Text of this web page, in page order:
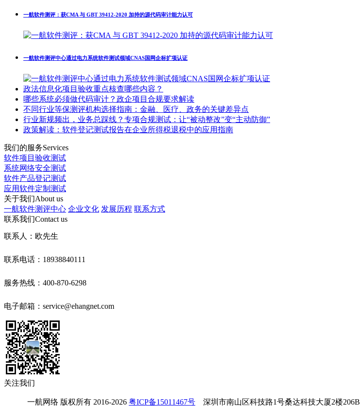
一航软件测评：获CMA 与 GBT 39412-2020 加持的源代码审计能力认可
一航软件测评中心通过电力系统软件测试领域CNAS国网企标扩项认证
政法信息化项目验收重点核查哪些内容？
哪些系统必须做代码审计？政企项目合规要求解读
不同行业等保测评机构选择指南：金融、医疗、政务的关键差异点
行业新规频出，业务总踩线？专项合规测试：让“被动整改”变“主动防御”
政策解读：软件登记测试报告在企业所得税退税中的应用指南
我们的服务Services
软件项目验收测试
系统网络安全测试
软件产品登记测试
应用软件定制测试
关于我们About us
一航软件测评中心 企业文化 发展历程 联系方式
联系我们Contact us
联系人：欧先生
联系电话：18938840111
服务热线：400-870-6298
电子邮箱：service@ehangnet.com
关注我们
            一航网络 版权所有 2016-2026
粤ICP备15011467号
    深圳市南山区科技路1号桑达科技大厦2楼206B